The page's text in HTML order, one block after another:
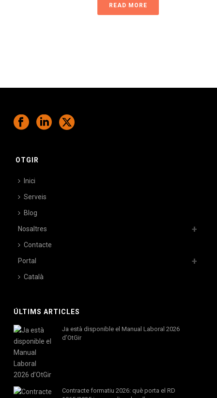
READ MORE
OTGIR
Inici
Serveis
Blog
Nosaltres
Contacte
Portal
Català
ÚLTIMS ARTICLES
Ja està disponible el Manual Laboral 2026
d’OtGir
Contracte formatiu 2026: què porta el RD